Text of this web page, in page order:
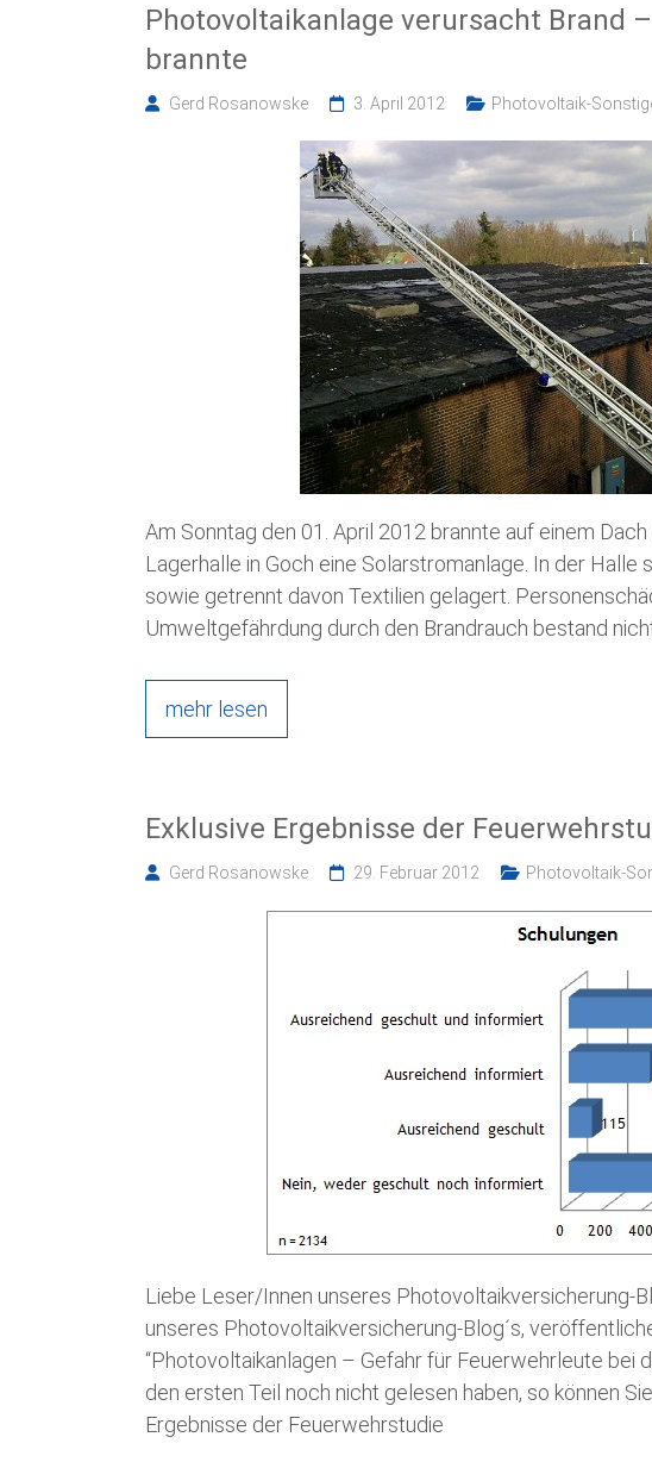
Photovoltaikanlage verursacht Brand
brannte
Gerd Rosanowske 3. April 2012 Photovoltaik-
Am Sonntag den 01. April 2012 brannte auf einem
Lagerhalle in Goch eine Solarstromanlage. In der
sowie getrennt davon Textilien gelagert.
Umweltgefährdung durch den Brandrauch bestand
mehr lesen
Exklusive Ergebnisse der
Gerd Rosanowske 29. Februar 2012 Photovoltaik-
Liebe Leser/Innen unseres Photovoltaikversicherung-
unseres Photovoltaikversicherung-Blog´s,
“Photovoltaikanlagen – Gefahr für Feuerwehrleute bei
den ersten Teil noch nicht gelesen haben, so können
Ergebnisse der Feuerwehrstudie